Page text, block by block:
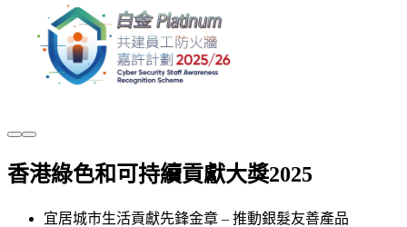
香港綠色和可持續貢獻大獎2025
宜居城市生活貢獻先鋒金章 – 推動銀髮友善產品